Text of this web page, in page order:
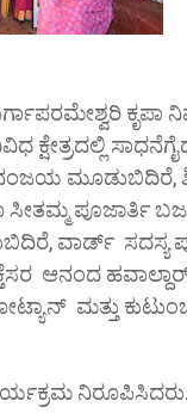
ಕೃಪಾ
ಪೂಜಾರ್ತಿ
ವಾರ್ಡ್ ಸದಸ್ಯ
ಆನಂದ
ಮತ್ತು
ನಿರೂಪಿಸಿದರು.